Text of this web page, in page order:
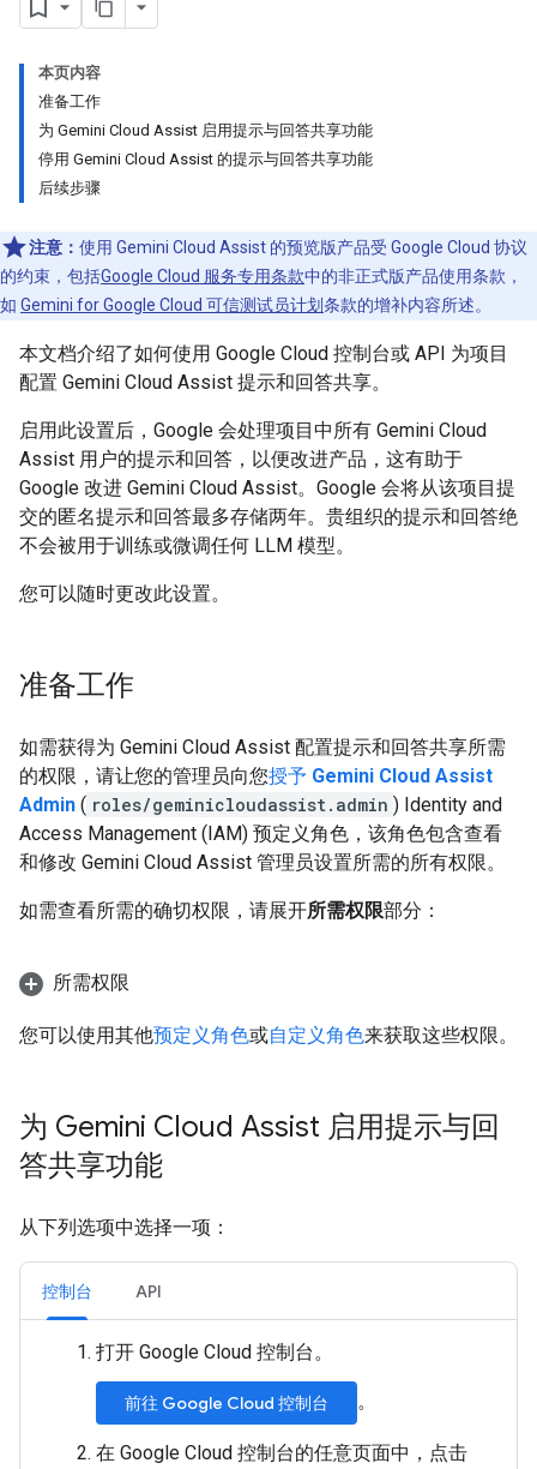
本页内容
准备工作
为 Gemini Cloud Assist 启用提示与回答共享功能
停用 Gemini Cloud Assist 的提示与回答共享功能
后续步骤
注意： 使用 Gemini Cloud Assist 的预览版产品受 Google Cloud 协议
的约束，包括Google Cloud 服务专用条款中的非正式版产品使用条款，
如 Gemini for Google Cloud 可信测试员计划条款的增补内容所述。
本文档介绍了如何使用 Google Cloud 控制台或 API 为项目
配置 Gemini Cloud Assist 提示和回答共享。
启用此设置后，Google 会处理项目中所有 Gemini Cloud
Assist 用户的提示和回答，以便改进产品，这有助于
Google 改进 Gemini Cloud Assist。Google 会将从该项目提
交的匿名提示和回答最多存储两年。贵组织的提示和回答绝
不会被用于训练或微调任何 LLM 模型。
您可以随时更改此设置。
准备工作
如需获得为 Gemini Cloud Assist 配置提示和回答共享所需
的权限，请让您的管理员向您授予 Gemini Cloud Assist
Admin ( roles/geminicloudassist.admin ) Identity and
Access Management (IAM) 预定义角色，该角色包含查看
和修改 Gemini Cloud Assist 管理员设置所需的所有权限。
如需查看所需的确切权限，请展开所需权限部分：
所需权限
您可以使用其他预定义角色或自定义角色来获取这些权限。
为 Gemini Cloud Assist 启用提示与回
答共享功能
从下列选项中选择一项：
控制台 API
打开 Google Cloud 控制台。
前往 Google Cloud 控制台 。
在 Google Cloud 控制台的任意页面中，点击